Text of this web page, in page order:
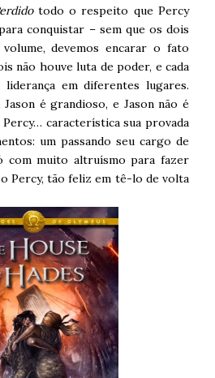
todo o respeito que Percy
conquistar – sem que os dois
devemos encarar o fato
não houve luta de poder, e cada
em diferentes lugares.
é grandioso, e Jason não é
característica sua provada
um passando seu cargo de
com muito altruísmo para fazer
Percy, tão feliz em tê-lo de volta